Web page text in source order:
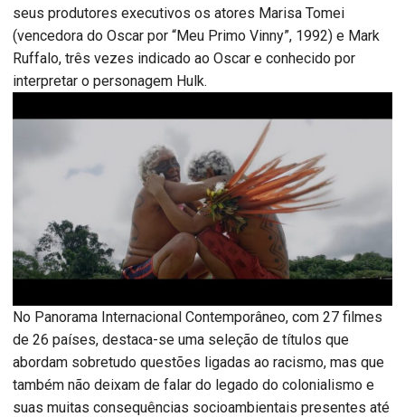
seus produtores executivos os atores Marisa Tomei
(vencedora do Oscar por “Meu Primo Vinny”, 1992) e Mark
Ruffalo, três vezes indicado ao Oscar e conhecido por
interpretar o personagem Hulk.
No Panorama Internacional Contemporâneo, com 27 filmes
de 26 países, destaca-se uma seleção de títulos que
abordam sobretudo questões ligadas ao racismo, mas que
também não deixam de falar do legado do colonialismo e
suas muitas consequências socioambientais presentes até